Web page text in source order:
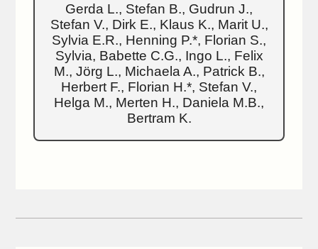
Gerda L., Stefan B., Gudrun J.,
Stefan V., Dirk E., Klaus K., Marit U.,
Sylvia E.R., Henning P.*, Florian S.,
Sylvia, Babette C.G., Ingo L., Felix
M., Jörg L., Michaela A., Patrick B.,
Herbert F., Florian H.*, Stefan V.,
Helga M., Merten H., Daniela M.B.,
Bertram K.